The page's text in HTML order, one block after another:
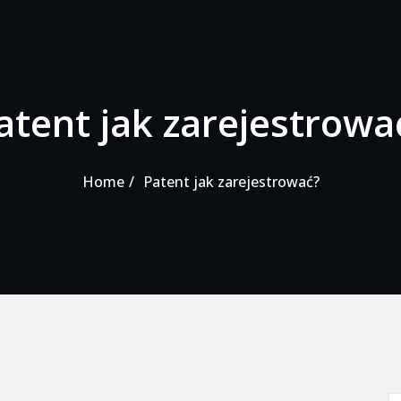
jak
Home Patent jak zarejestrować?